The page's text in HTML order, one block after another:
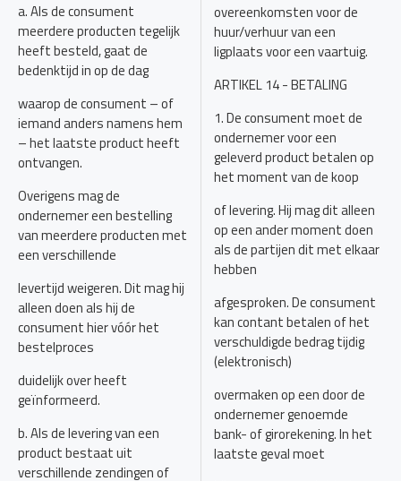
a. Als de consument
meerdere producten tegelijk
heeft besteld, gaat de
bedenktijd in op de dag
waarop de consument – of
iemand anders namens hem
– het laatste product heeft
ontvangen.
Overigens mag de
ondernemer een bestelling
van meerdere producten met
een verschillende
levertijd weigeren. Dit mag hij
alleen doen als hij de
consument hier vóór het
bestelproces
duidelijk over heeft
geïnformeerd.
b. Als de levering van een
product bestaat uit
verschillende zendingen of
overeenkomsten voor de
huur/verhuur van een
ligplaats voor een vaartuig.
ARTIKEL 14 - BETALING
1. De consument moet de
ondernemer voor een
geleverd product betalen op
het moment van de koop
of levering. Hij mag dit alleen
op een ander moment doen
als de partijen dit met elkaar
hebben
afgesproken. De consument
kan contant betalen of het
verschuldigde bedrag tijdig
(elektronisch)
overmaken op een door de
ondernemer genoemde
bank- of girorekening. In het
laatste geval moet